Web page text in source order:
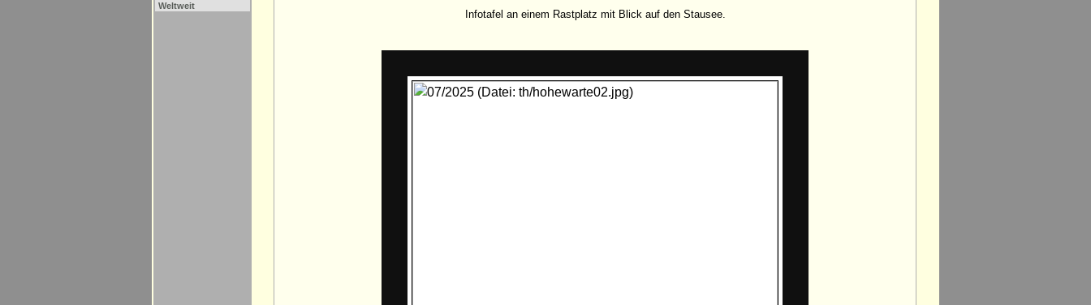
Weltweit
Infotafel an einem Rastplatz mit Blick auf den Stausee.